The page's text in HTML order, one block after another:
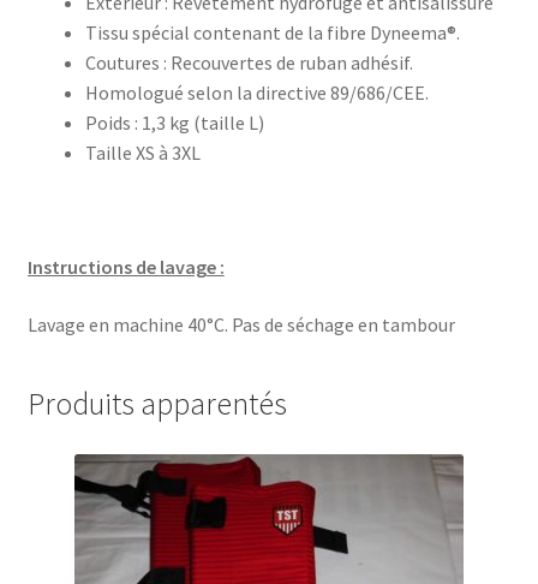
Tissu spécial contenant de la fibre Dyneema®.
Coutures : Recouvertes de ruban adhésif.
Homologué selon la directive 89/686/CEE.
Poids : 1,3 kg (taille L)
Taille XS à 3XL
Instructions de lavage :
Lavage en machine 40°C. Pas de séchage en tambour
Produits apparentés